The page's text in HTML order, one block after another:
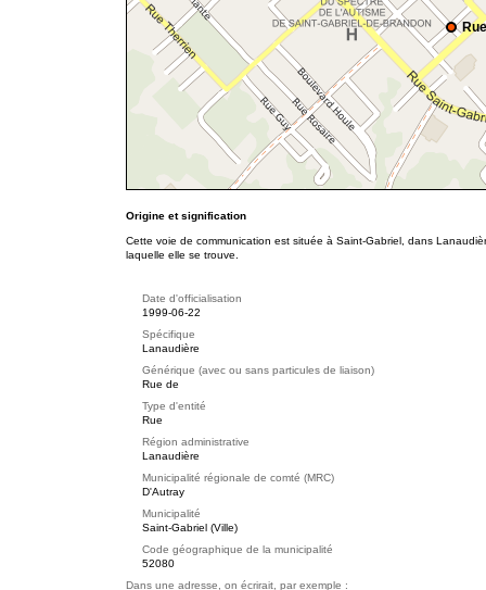
Origine et signification
Cette voie de communication est située à Saint-Gabriel, dans
laquelle elle se trouve.
Date d'officialisation
1999-06-22
Spécifique
Lanaudière
Générique (avec ou sans particules de liaison)
Rue de
Type d'entité
Rue
Région administrative
Lanaudière
Municipalité régionale de comté (MRC)
D'Autray
Municipalité
Saint-Gabriel (Ville)
Code géographique de la municipalité
52080
Dans une adresse, on écrirait, par exemple :